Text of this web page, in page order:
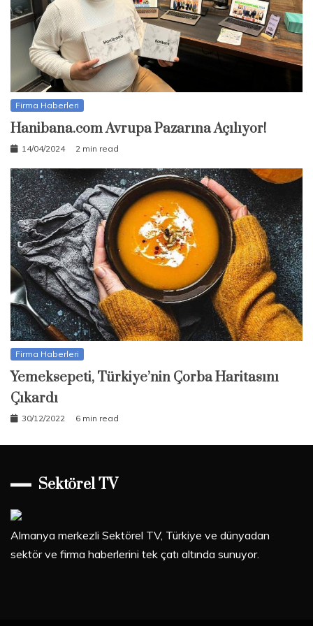
Firma Haberleri
Hanibana.com Avrupa Pazarına Açılıyor!
14/04/2024 2 min read
Firma Haberleri
Yemeksepeti, Türkiye’nin Çorba Haritasını
Çıkardı
30/12/2022 6 min read
Sektörel TV
Almanya merkezli Sektörel TV, Türkiye ve dünyadan
sektör ve firma haberlerini tek çatı altında sunuyor.